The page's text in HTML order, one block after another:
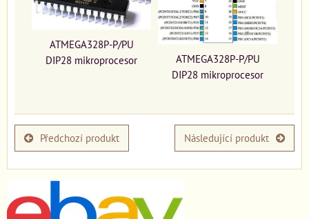
ATMEGA328P-P/PU
DIP28 mikroprocesor
ATMEGA328P-P/PU
DIP28 mikroprocesor
Předchozí produkt Následující produkt